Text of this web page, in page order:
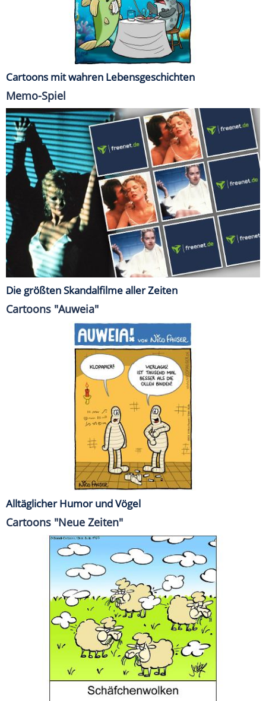
Cartoons mit wahren Lebensgeschichten
Memo-Spiel
Die größten Skandalfilme aller Zeiten
Cartoons "Auweia"
Alltäglicher Humor und Vögel
Cartoons "Neue Zeiten"